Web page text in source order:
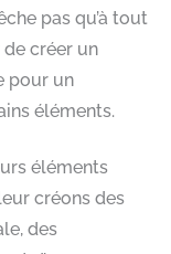
pas qu’à tout
créer un
pour un
éléments.
éléments
créons des
des